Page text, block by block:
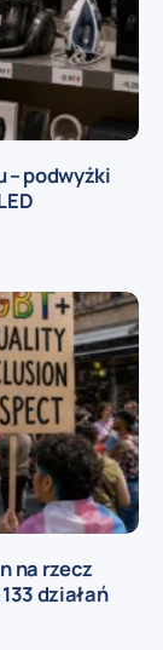
– podwyżki
na rzecz
działań